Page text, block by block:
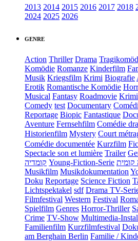
2013 2014 2015 2016 2017 2018
2024 2025 2026
GENRE
Action Thriller Drama
Komödie Romanze Kinderfilm
Musik Kriegsfilm Krimi Biografie
Erotik Romantische Komödie
Musical Fantasy Roadmovie
Comedy test Documentary
Reportage Biopic Fantastique
Aventure Fernsehfilm Comédie
Historienfilm Mystery Court
Comédie documentée Kurzfilm
Spectacle son et lumière Trailer
קומדיה Young-Fiction-Serie קומית
Musikfilm Musikdokumentation
Doku Reportage Science Fiction
Lichtspektakel sdf Drama TV-
Filmfestival Western Festival
Spielfilm Genres Horror-Thriller
Crime TV-Show Multimedia-
Familienfilm Kurzfilmfestival
am Berghain Berlin Familie /